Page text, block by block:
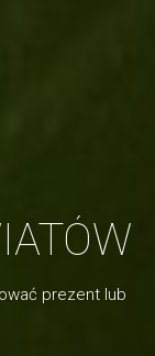
prezent lub